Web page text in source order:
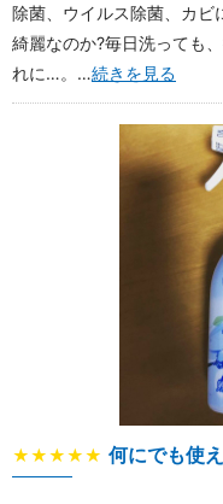
除菌、ウイルス除菌、カビ
綺麗なのか?毎日洗っても
れに…。…続きを見る
★★★★★ 何にでも使